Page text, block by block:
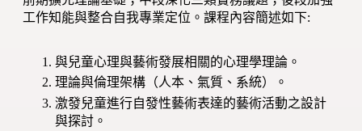
工作知能與整合自我專業定位。課程內容簡述如下:
與兒童心理與藝術發展相關的心理學理論。
理論與倫理架構（人本、氣質、系統）。
激發兒童進行自發性藝術表達的藝術活動之設計
與探討。